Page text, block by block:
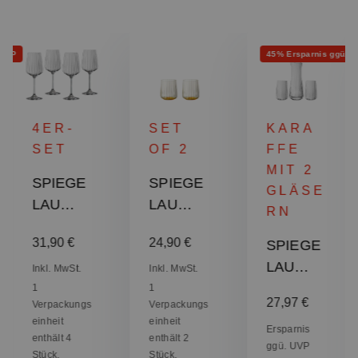
4ER-
SET
SPIEGE
LAU
Weißwei
nglas
Regulärer Preis:
31,90 €
Inkl. MwSt.
1
Verpackungs
einheit
enthält 4
Stück.
SET
OF 2
SPIEGE
LAU
Becher -
Sun
Regulärer Preis:
24,90 €
Inkl. MwSt.
1
Verpackungs
einheit
enthält 2
Stück.
Rabatt
45% Ersparnis ggü.
KARA
FFE
MIT 2
GLÄSE
RN
SPIEGE
LAU
Wasserk
araffe
mit
Verkaufspreis:
27,97 €
Ersparnis
ggü. UVP